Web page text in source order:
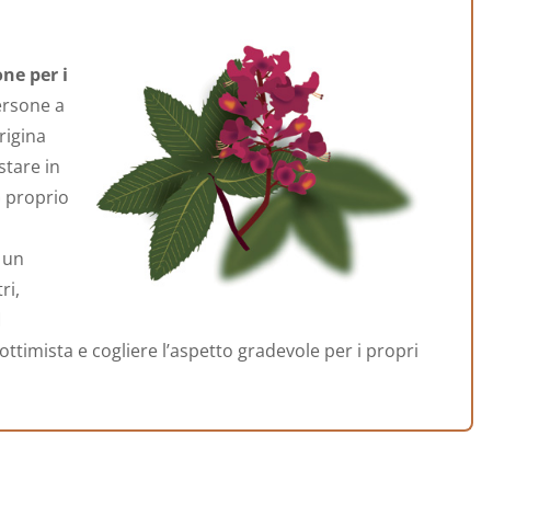
per i
a
in
proprio
e cogliere l’aspetto gradevole per i propri